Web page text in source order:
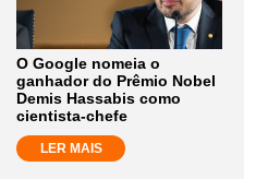
O Google nomeia o
ganhador do Prêmio Nobel
Demis Hassabis como
cientista-chefe
LER MAIS